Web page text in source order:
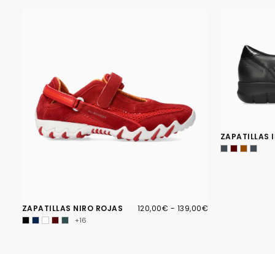
ZAPATILLAS NIRO ROJAS 120,00€
PRECIO
120,00€ - PRECIO
139,00€
+16
ZAPATILLAS